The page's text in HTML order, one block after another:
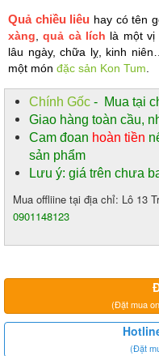
Quả chiều liêu hay có tên
xàng , quả cà lích là một vị
lâu ngày, chữa lỵ, kinh
một món đặc sản Kon Tum
Chính Gốc - Mua tại
Giao hàng toàn cầu,
Cam đoan hoàn tiền
sản phẩm
Lưu ý: giá trên chưa
Mua offliine tại địa chỉ: Lô 13
0901148123
(Đặt mua
(Đặt